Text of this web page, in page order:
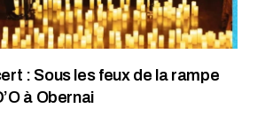
: Sous les feux de la rampe
à Obernai